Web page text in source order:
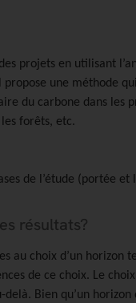
projets en utilisant
une méthode
du carbone dans les
forêts, etc.
de l’étude (portée
résultats?
au choix d’un horizon
de ce choix. Le
Bien qu’un horizon